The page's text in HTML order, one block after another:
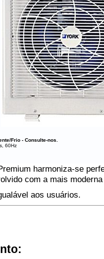
Frio - Consulte-nos.
60Hz
harmoniza-se
com a mais
aos usuários.